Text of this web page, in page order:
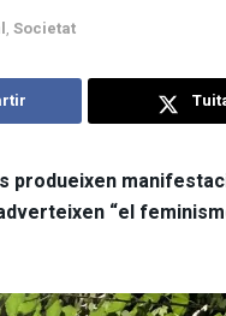
,Societat
produeixen
“el